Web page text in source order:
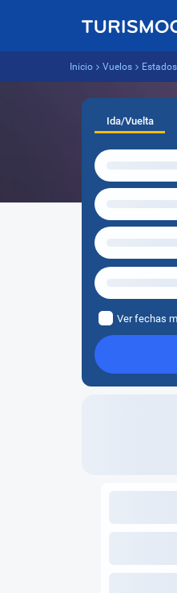
Inicio Vuelos
Ida/Vuelta
Ver fechas